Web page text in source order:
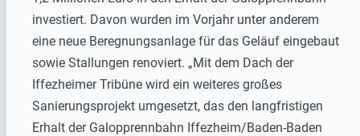
investiert. Davon wurden im Vorjahr unter anderem
eine neue Beregnungsanlage für das Geläuf eingebaut
sowie Stallungen renoviert. „Mit dem Dach der
Iffezheimer Tribüne wird ein weiteres großes
Sanierungsprojekt umgesetzt, das den langfristigen
Erhalt der Galopprennbahn Iffezheim/Baden-Baden